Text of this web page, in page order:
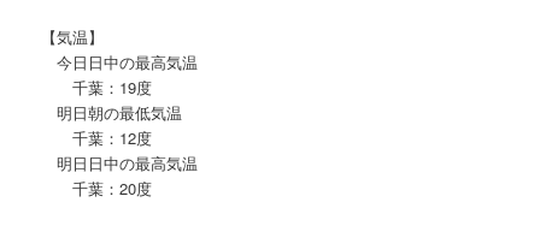
【気温】
今日日中の最高気温
千葉：19度
明日朝の最低気温
千葉：12度
明日日中の最高気温
千葉：20度